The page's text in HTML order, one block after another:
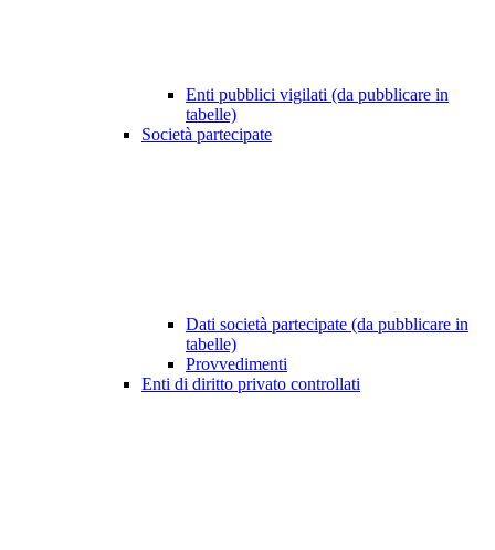
Enti pubblici vigilati (da pubblicare in
tabelle)
Società partecipate
Dati società partecipate (da pubblicare in
tabelle)
Provvedimenti
Enti di diritto privato controllati